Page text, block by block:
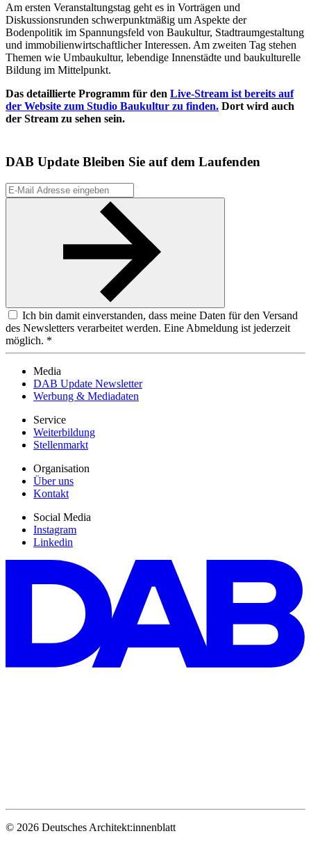
Am ersten Veranstaltungstag geht es in Vorträgen und
Diskussionsrunden schwerpunktmäßig um Aspekte der
Bodenpolitik im Spannungsfeld von Baukultur, Stadtraumgestaltung
und immobilienwirtschaftlicher Interessen. Am zweiten Tag stehen
Themen wie Umbaukultur, lebendige Innenstädte und baukulturelle
Bildung im Mittelpunkt.
Das detaillierte Programm für den Live-Stream ist bereits auf
der Website zum Studio Baukultur zu finden. Dort wird auch
der Stream zu sehen sein.
DAB Update Bleiben Sie auf dem Laufenden
Ich bin damit einverstanden, dass meine Daten für den Versand
des Newsletters verarbeitet werden. Eine Abmeldung ist jederzeit
möglich. *
Media
DAB Update Newsletter
Werbung & Mediadaten
Service
Weiterbildung
Stellenmarkt
Organisation
Über uns
Kontakt
Social Media
Instagram
Linkedin
© 2026 Deutsches Architekt:innenblatt